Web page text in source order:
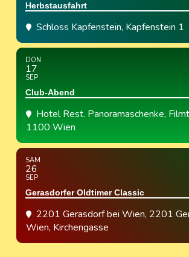
Herbstausfahrt
Schloss Kapfenstein, Kapfenstein 1
DON
17
SEP
Club-Abend
Hotel Rest. Panoramaschenke,
1100 Wien
SAM
26
SEP
Gerasdorfer Oldtimer Classic
2201 Gerasdorf bei Wien, 2201
Wien, Kirchengasse